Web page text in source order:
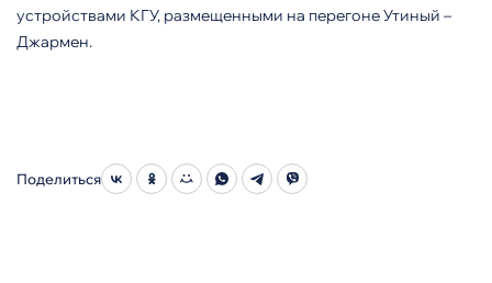
устройствами КГУ, размещенными на перегоне Утиный –
Джармен.
Поделиться